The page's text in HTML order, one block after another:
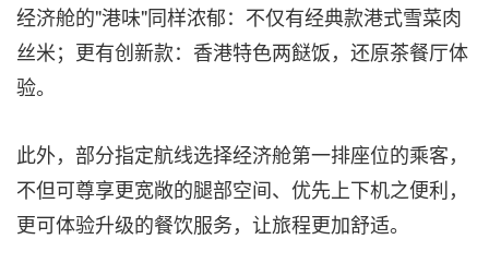
经济舱的"港味"同样浓郁：不仅有经典款港式雪菜肉
丝米；更有创新款：香港特色两餸饭，还原茶餐厅体
验。
此外，部分指定航线选择经济舱第一排座位的乘客，
不但可尊享更宽敞的腿部空间、优先上下机之便利，
更可体验升级的餐饮服务，让旅程更加舒适。